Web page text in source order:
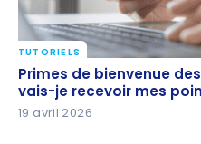
Primes de bienvenue
vais-je recevoir mes
TUTORIELS
Primes de bienvenue
vais-je recevoir mes
19 avril 2026